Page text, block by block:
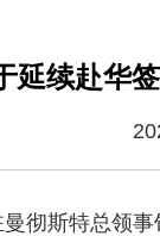
延续赴华
彻斯特总领